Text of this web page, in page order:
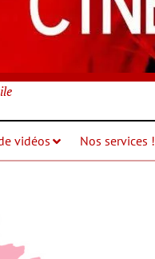
vidéos Nos services !